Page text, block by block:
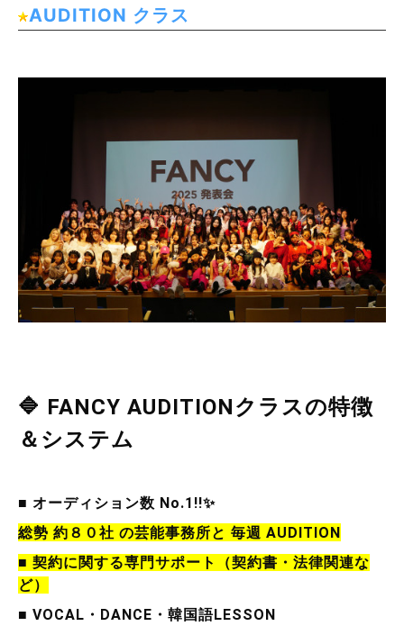
AUDITION クラス
🔷 FANCY AUDITIONクラスの特徴
＆システム
■ オーディション数 No.1!!✨
総勢 約８０社 の芸能事務所と 毎週 AUDITION
■ 契約に関する専門サポート（契約書・法律関連な
ど）
■ VOCAL・DANCE・韓国語LESSON